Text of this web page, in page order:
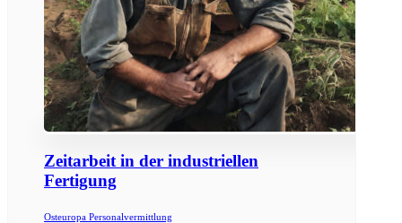
Zeitarbeit in der industriellen
Fertigung
Osteuropa Personalvermittlung